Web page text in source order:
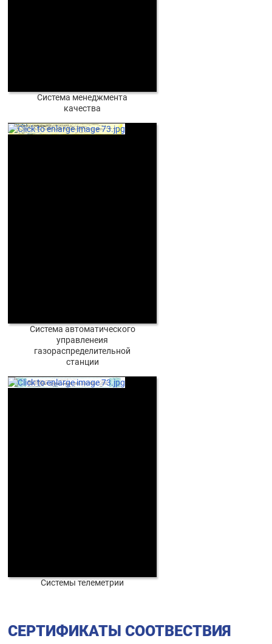
Система менеджмента
качества
Система автоматического
управленеия
газораспределительной
станции
Системы телеметрии
СЕРТИФИКАТЫ СООТВЕСТВИЯ